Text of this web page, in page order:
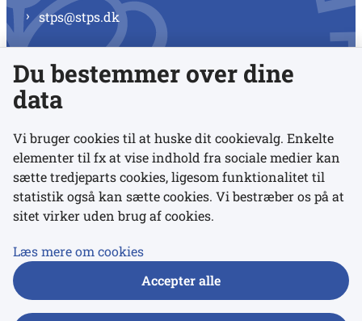
stps@stps.dk
Se alle kontaktnumre
Links
Udgivelser
Du bestemmer over dine
data
Vi bruger cookies til at huske dit cookievalg. Enkelte
elementer til fx at vise indhold fra sociale medier kan
sætte tredjeparts cookies, ligesom funktionalitet til
statistik også kan sætte cookies. Vi bestræber os på at
sitet virker uden brug af cookies.
Læs mere om cookies
Accepter alle